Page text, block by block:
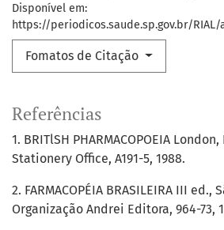
Disponível em:
https://periodicos.saude.sp.gov.br/
Fomatos de Citação
Referências
1. BRITlSH PHARMACOPOEIA
Stationery Office, A191-5, 1988.
2. FARMACOPÉIA BRASILEIRA III ed.,
Organização Andrei Editora, 964-73,